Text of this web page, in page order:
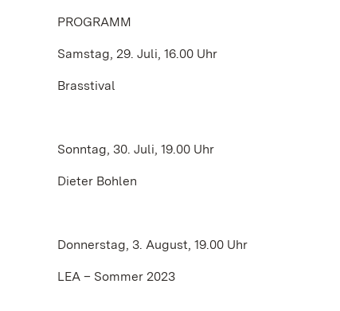
PROGRAMM
Samstag, 29. Juli, 16.00 Uhr
Brasstival
Sonntag, 30. Juli, 19.00 Uhr
Dieter Bohlen
Donnerstag, 3. August, 19.00 Uhr
LEA – Sommer 2023